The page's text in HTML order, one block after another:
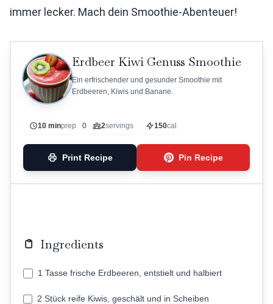
immer lecker. Mach dein Smoothie-Abenteuer!
Erdbeer Kiwi Genuss Smoothie
Ein erfrischender und gesunder Smoothie mit
Erdbeeren, Kiwis und Banane.
10 minprep 0 2servings 150cal
Print Recipe Pin Recipe
Ingredients
1 Tasse frische Erdbeeren, entstielt und halbiert
2 Stück reife Kiwis, geschält und in Scheiben